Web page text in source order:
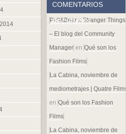
COMENTARIOS
RECIENTES
Pull&Bear x Stranger Things
– El blog del Community
Manager en Qué son los
Fashion Films
La Cabina, noviembre de
mediometrajes | Quatre Films
en Qué son los Fashion
Films
La Cabina, noviembre de